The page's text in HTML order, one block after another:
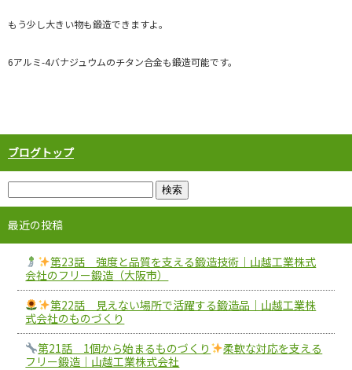
もう少し大きい物も鍛造できますよ。
6アルミ-4バナジュウムのチタン合金も鍛造可能です。
ブログトップ
最近の投稿
第23話 強度と品質を支える鍛造技術｜山越工業株式
会社のフリー鍛造（大阪市）
第22話 見えない場所で活躍する鍛造品｜山越工業株
式会社のものづくり
第21話 1個から始まるものづくり
柔軟な対応を支える
フリー鍛造｜山越工業株式会社